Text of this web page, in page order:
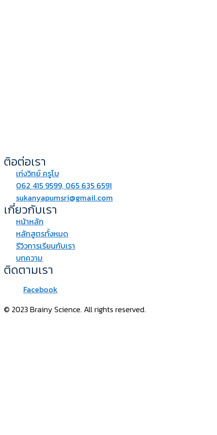
ติอต่อเรา
เก่งวิทย์ ครูโบ
062 415 9599, 065 635 6591
sukanyapumsri@gmail.com
เกี่ยวกับเรา
หน้าหลัก
หลักสูตรทั้งหมด
รีวิวการเรียนกับเรา
บทความ
ติดตามเรา
Facebook
© 2023 Brainy Science. All rights reserved.